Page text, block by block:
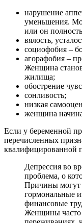
нарушение
уменьшения.
или он
вялость,
социофобия –
агорафобия –
Женщина
жилища;
обострение
сонливость;
низкая
женщина
Если у беременной
перечисленных
квалифицированной
Депрессия во
проблема, о
Причины могут
гормональные
финансовые
Женщины часто